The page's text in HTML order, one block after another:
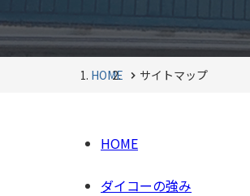
HOME サイトマップ
HOME
ダイコーの強み